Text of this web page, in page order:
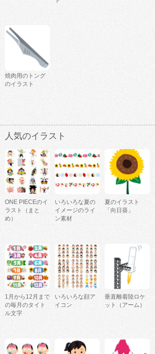
焼肉用のトング
のイラスト
人気のイラスト
ONE PIECEのイ
ラスト（まと
め）
いろいろな夏の
イメージのライ
ン素材
夏のイラスト
「向日葵」
1月から12月まで
の毎月のタイト
ル文字
いろいろな顔ア
イコン
垂直離着陸ロケ
ット（アーム）